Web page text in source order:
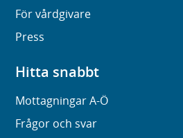
För vårdgivare
Press
Hitta snabbt
Mottagningar A-Ö
Frågor och svar